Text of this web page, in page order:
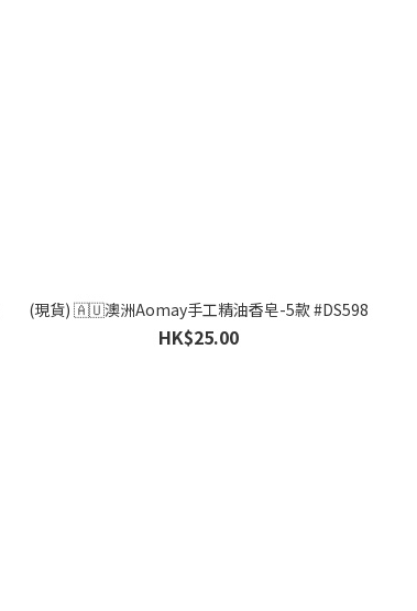
(現貨) 🇦🇺澳洲Aomay手工精油香皂-5款 #DS598
HK$25.00